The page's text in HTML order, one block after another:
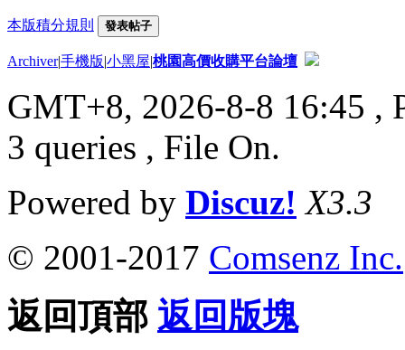
本版積分規則 發表帖子
Archiver|手機版|小黑屋|桃園高價收購平台論壇
GMT+8, 2026-8-8 16:45 ,
3 queries , File On.
Powered by Discuz! X3.3
© 2001-2017 Comsenz Inc.
返回頂部 返回版塊